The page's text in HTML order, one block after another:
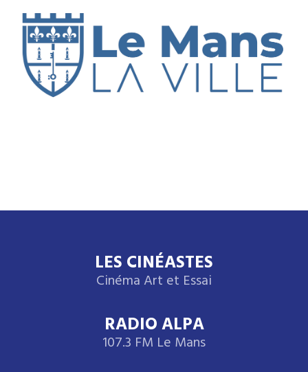
LES CINÉASTES
Cinéma Art et Essai
RADIO ALPA
107.3 FM Le Mans